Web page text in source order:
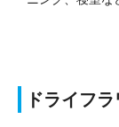
ドライフ